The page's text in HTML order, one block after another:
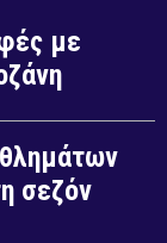
με
σεζόν